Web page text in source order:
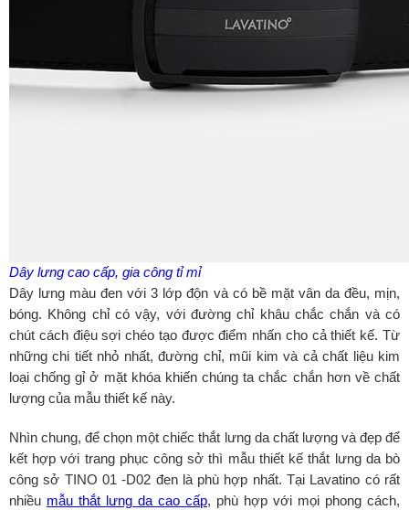
Dây lưng cao cấp, gia công tỉ mỉ
Dây lưng màu đen với 3 lớp độn và có bề mặt vân da đều, mịn,
bóng. Không chỉ có vậy, với đường chỉ khâu chắc chắn và có
chút cách điệu sợi chéo tạo được điểm nhấn cho cả thiết kế. Từ
những chi tiết nhỏ nhất, đường chỉ, mũi kim và cả chất liệu kim
loại chống gỉ ở mặt khóa khiến chúng ta chắc chắn hơn về chất
lượng của mẫu thiết kế này.
Nhìn chung, để chọn một chiếc thắt lưng da chất lượng và đẹp để
kết hợp với trang phục công sở thì mẫu thiết kế thắt lưng da bò
công sở TINO 01 -D02 đen là phù hợp nhất. Tại Lavatino có rất
nhiều mẫu thắt lưng da cao cấp, phù hợp với mọi phong cách,